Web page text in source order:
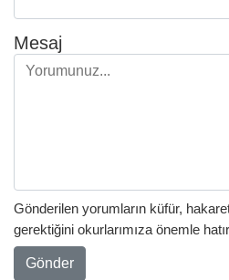
Mesaj
Gönderilen yorumların küfür,
gerektiğini okurlarımıza önemle
Gönder